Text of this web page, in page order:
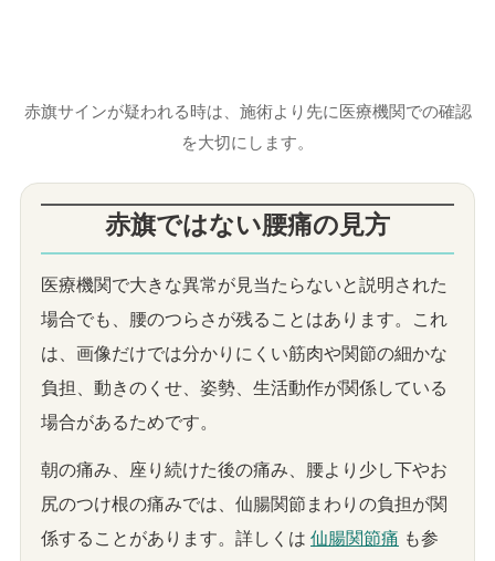
赤旗サインが疑われる時は、施術より先に医療機関での確認
を大切にします。
赤旗ではない腰痛の見方
医療機関で大きな異常が見当たらないと説明された
場合でも、腰のつらさが残ることはあります。これ
は、画像だけでは分かりにくい筋肉や関節の細かな
負担、動きのくせ、姿勢、生活動作が関係している
場合があるためです。
朝の痛み、座り続けた後の痛み、腰より少し下やお
尻のつけ根の痛みでは、仙腸関節まわりの負担が関
係することがあります。詳しくは 仙腸関節痛 も参